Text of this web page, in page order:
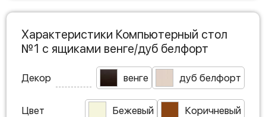
Характеристики Компьютерный стол
№1 с ящиками венге/дуб белфорт
Декор венге дуб белфорт
Цвет Бежевый Коричневый